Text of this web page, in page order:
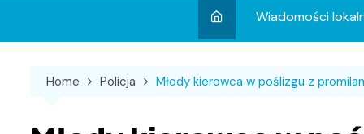
Wiadomości
Wydarzenia
Home Policja Młody kierowca w poślizgu z